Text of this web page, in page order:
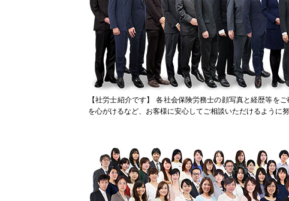
【社労士紹介です】
各社会保険労務士の顔写真と経歴等を
を心がけるなど、お客様に安心してご相談いただけるように努